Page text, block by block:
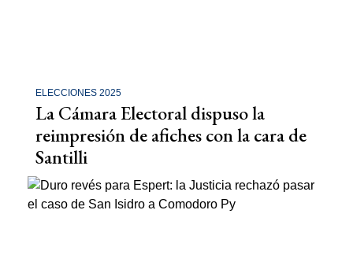
ELECCIONES 2025
La Cámara Electoral dispuso la
reimpresión de afiches con la cara de
Santilli